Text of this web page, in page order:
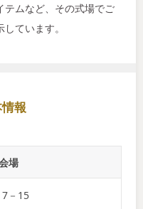
テムなど、その式場でご
ています。
報
場
－15